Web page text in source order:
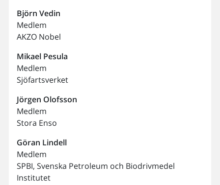
Björn Vedin
Medlem
AKZO Nobel
Mikael Pesula
Medlem
Sjöfartsverket
Jörgen Olofsson
Medlem
Stora Enso
Göran Lindell
Medlem
SPBI, Svenska Petroleum och Biodrivmedel
Institutet